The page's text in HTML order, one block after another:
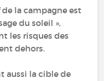
la campagne est
du soleil »,
les risques des
dehors.
aussi la cible de